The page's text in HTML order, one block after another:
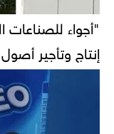
"أجواء للصناعات
إنتاج وتأجير أصول